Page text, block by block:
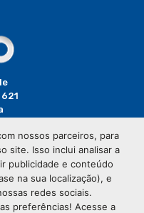
nossos parceiros, para
site. Isso inclui analisar a
publicidade e conteúdo
na sua localização), e
redes sociais.
preferências! Acesse a